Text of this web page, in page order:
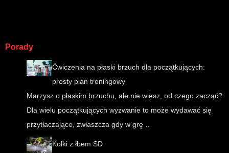
Porady
Ćwiczenia na płaski brzuch dla początkujących:
prosty plan treningowy
Marzysz o płaskim brzuchu, ale nie wiesz, od czego zacząć?
Dla wielu początkujących wyzwanie to może wydawać się
przytłaczające, zwłaszcza gdy w grę …
Kołki z łbem SD